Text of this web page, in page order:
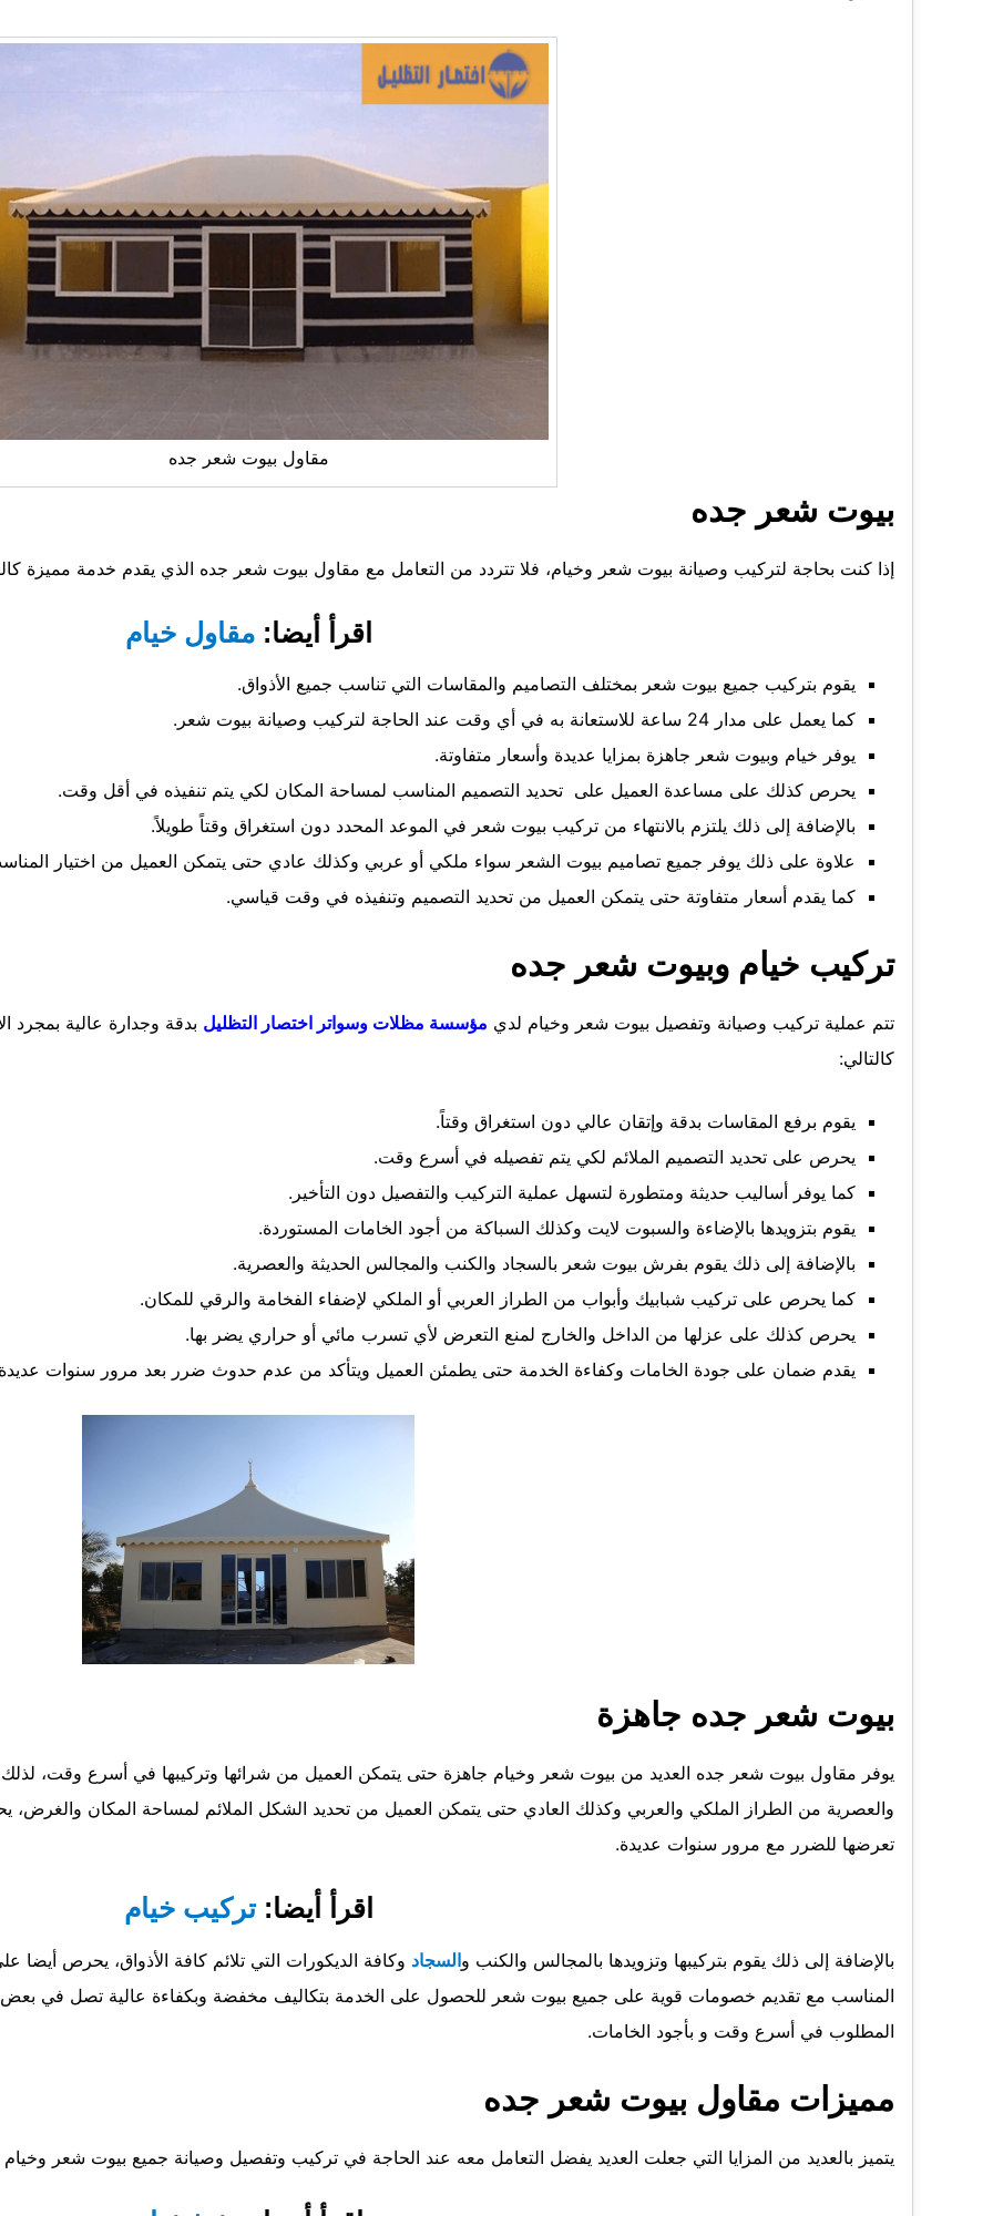
مقاول بيوت شعر جده
بيوت شعر جده
إذا كنت بحاجة لتركيب وصيانة بيوت شعر وخيام، فلا تتردد من التعامل مع مقاول بيوت شعر جده الذي يقدم خدمة مميزة
اقرأ أيضا: مقاول خيام
يقوم بتركيب جميع بيوت شعر بمختلف التصاميم والمقاسات التي تناسب جميع الأذواق.
كما يعمل على مدار 24 ساعة للاستعانة به في أي وقت عند الحاجة لتركيب وصيانة بيوت شعر.
يوفر خيام وبيوت شعر جاهزة بمزايا عديدة وأسعار متفاوتة.
يحرص كذلك على مساعدة العميل على تحديد التصميم المناسب لمساحة المكان لكي يتم تنفيذه في أقل وقت.
بالإضافة إلى ذلك يلتزم بالانتهاء من تركيب بيوت شعر في الموعد المحدد دون استغراق وقتاً طويلاً.
علاوة على ذلك يوفر جميع تصاميم بيوت الشعر سواء ملكي أو عربي وكذلك عادي حتى يتمكن العميل من اختيار
كما يقدم أسعار متفاوتة حتى يتمكن العميل من تحديد التصميم وتنفيذه في وقت قياسي.
تركيب خيام وبيوت شعر جده
تتم عملية تركيب وصيانة وتفصيل بيوت شعر وخيام لدي مؤسسة مظلات وسواتر اختصار التظليل بدقة وجدارة عالية بمجرد
كالتالي:
يقوم برفع المقاسات بدقة وإتقان عالي دون استغراق وقتاً.
يحرص على تحديد التصميم الملائم لكي يتم تفصيله في أسرع وقت.
كما يوفر أساليب حديثة ومتطورة لتسهل عملية التركيب والتفصيل دون التأخير.
يقوم بتزويدها بالإضاءة والسبوت لايت وكذلك السباكة من أجود الخامات المستوردة.
بالإضافة إلى ذلك يقوم بفرش بيوت شعر بالسجاد والكنب والمجالس الحديثة والعصرية.
كما يحرص على تركيب شبابيك وأبواب من الطراز العربي أو الملكي لإضفاء الفخامة والرقي للمكان.
يحرص كذلك على عزلها من الداخل والخارج لمنع التعرض لأي تسرب مائي أو حراري يضر بها.
يقدم ضمان على جودة الخامات وكفاءة الخدمة حتى يطمئن العميل ويتأكد من عدم حدوث ضرر بعد مرور سنوات
بيوت شعر جده جاهزة
يوفر مقاول بيوت شعر جده العديد من بيوت شعر وخيام جاهزة حتى يتمكن العميل من شرائها وتركيبها في أسرع وقت، لذلك
والعصرية من الطراز الملكي والعربي وكذلك العادي حتى يتمكن العميل من تحديد الشكل الملائم لمساحة المكان
تعرضها للضرر مع مرور سنوات عديدة.
اقرأ أيضا:تركيب خيام
بالإضافة إلى ذلك يقوم بتركيبها وتزويدها بالمجالس والكنب والسجاد وكافة الديكورات التي تلائم كافة الأذواق، يحرص
المطلوب في أسرع وقت و بأجود الخامات.
مميزات مقاول بيوت شعر جده
يتميز بالعديد من المزايا التي جعلت العديد يفضل التعامل معه عند الحاجة في تركيب وتفصيل وصيانة جميع بيوت شعر وخيام